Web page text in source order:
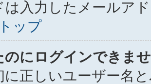
は入力したメールア
ップ
のにログインできま
に正しいユーザー名